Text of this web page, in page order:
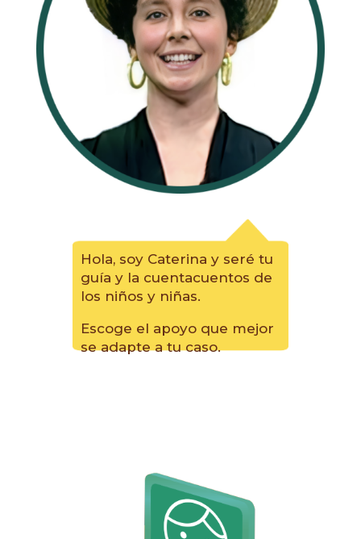
Hola, soy Caterina y seré tu
guía y la cuentacuentos de
los niños y niñas.
Escoge el apoyo que mejor
se adapte a tu caso.